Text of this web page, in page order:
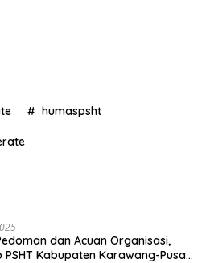
humaspsht
dan Acuan Organisasi,
PSHT Kabupaten Karawang-Pusat